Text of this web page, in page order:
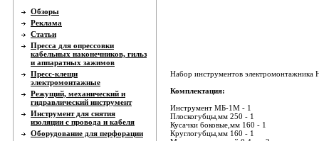
Обзоры
Реклама
Статьи
Пресса для опрессовки
кабельных наконечников, гильз
и аппаратных зажимов
Пресс-клещи
электромонтажные
Режущий, механический и
гидравлический инструмент
Инструмент для снятия
изоляции с провода и кабеля
Оборудование для перфорации
Набор инструментов электромонтажника
Комплектация:
Инструмент МБ-1М - 1
Плоскогубцы,мм 250 - 1
Кусачки боковые,мм 160 - 1
Круглогубцы,мм 160 - 1